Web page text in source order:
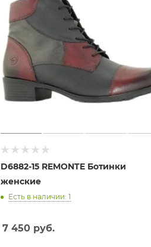
D6882-15 REMONTE Ботинки
женские
Есть в наличии: 1
7 450 руб.